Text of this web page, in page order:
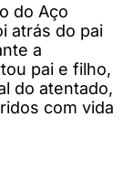
do Aço
atrás do pai
a
pai e filho,
do atentado,
com vida